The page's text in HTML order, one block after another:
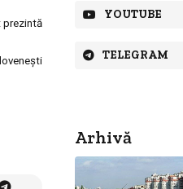
prezintă
YOUTUBE
TELEGRAM
Arhivă